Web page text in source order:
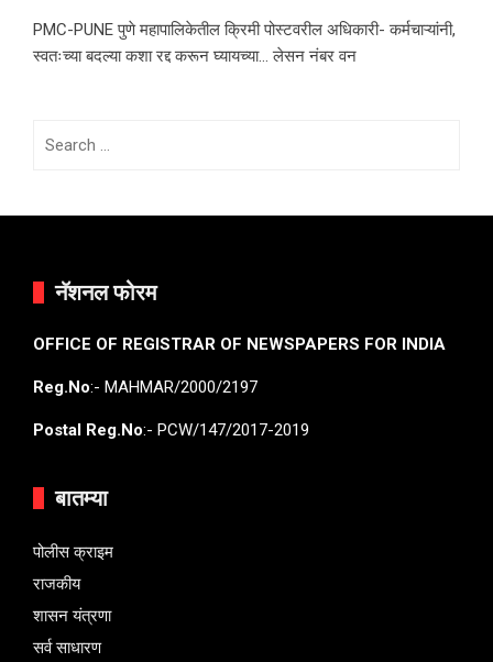
PMC-PUNE पुणे महापालिकेतील क्रिमी पोस्टवरील अधिकारी- कर्मचाऱ्यांनी,
स्वतःच्या बदल्या कशा रद्द करून घ्यायच्या… लेसन नंबर वन
नॅशनल फोरम
OFFICE OF REGISTRAR OF NEWSPAPERS FOR INDIA
Reg.No:- MAHMAR/2000/2197
Postal Reg.No:- PCW/147/2017-2019
बातम्या
पोलीस क्राइम
राजकीय
शासन यंत्रणा
सर्व साधारण